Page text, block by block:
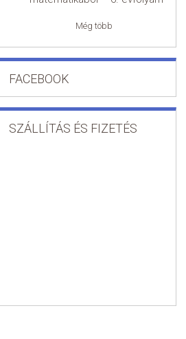
Még több
FACEBOOK
SZÁLLÍTÁS ÉS FIZETÉS